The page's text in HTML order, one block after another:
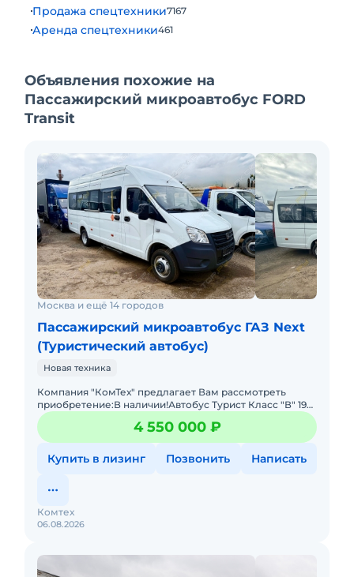
Продажа спецтехники7167
Аренда спецтехники461
Объявления похожие на
Пассажирский микроавтобус FORD
Transit
Москва и ещё 14 городов
Пассажирский микроавтобус ГАЗ Next
(Туристический автобус)
Новая техника
Компания "КомТех" предлагает Вам рассмотреть
приобретение:В наличии!Автобус Турист Класс "В" 19+1
местГод выпуска 2024,Двигатель Дизельный G31, Евро
3 (149 л.с.
4 550 000 ₽
Купить в лизинг Позвонить Написать
06.08.2026
Комтех